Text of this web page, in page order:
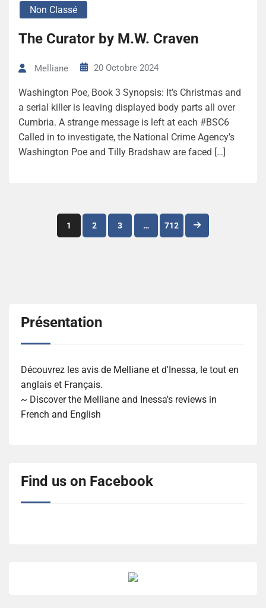
Non Classé
The Curator by M.W. Craven
Melliane 20 Octobre 2024
Washington Poe, Book 3 Synopsis: It’s Christmas and
a serial killer is leaving displayed body parts all over
Cumbria. A strange message is left at each #BSC6
Called in to investigate, the National Crime Agency’s
Washington Poe and Tilly Bradshaw are faced […]
Navigation
1 2 3 … 712
Présentation
Découvrez les avis de Melliane et d'Inessa, le tout en
anglais et Français.
~ Discover the Melliane and Inessa's reviews in
French and English
Find us on Facebook